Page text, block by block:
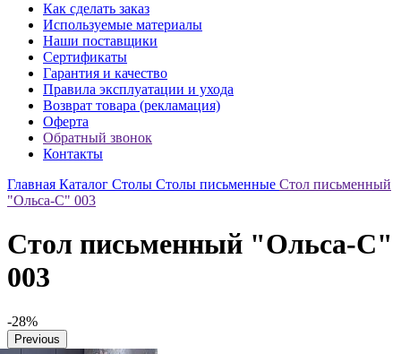
Как сделать заказ
Используемые материалы
Наши поставщики
Сертификаты
Гарантия и качество
Правила эксплуатации и ухода
Возврат товара (рекламация)
Оферта
Обратный звонок
Контакты
Главная Каталог Столы Столы письменные Стол письменный
"Ольса-С" 003
Стол письменный "Ольса-С"
003
-28%
Previous